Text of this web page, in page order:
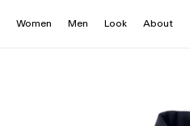
Women Men Look About